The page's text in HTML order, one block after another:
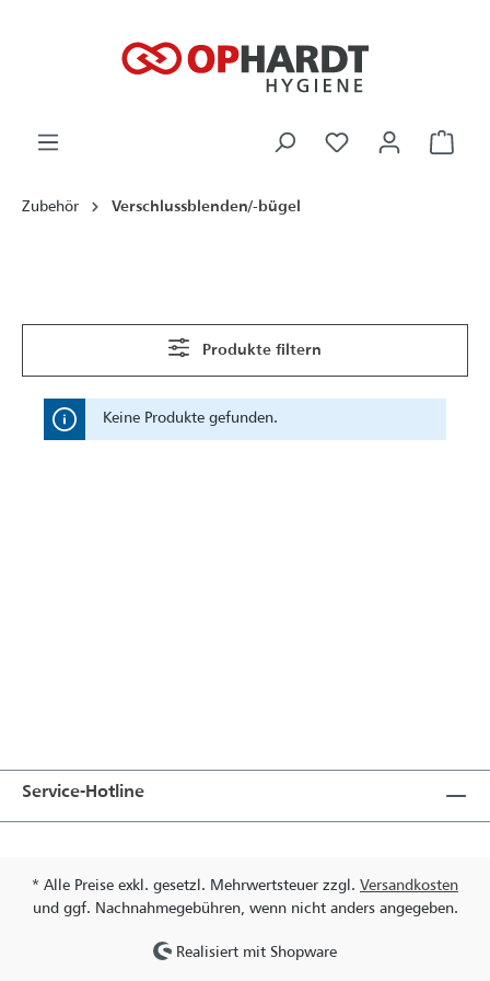
Zubehör Verschlussblenden/-bügel
Produkte filtern
Keine Produkte gefunden.
Service-Hotline
* Alle Preise exkl. gesetzl. Mehrwertsteuer zzgl. Versandkosten
und ggf. Nachnahmegebühren, wenn nicht anders angegeben.
Realisiert mit Shopware